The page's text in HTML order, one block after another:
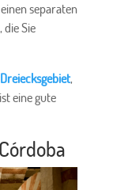
separaten
Sie
,
eine gute